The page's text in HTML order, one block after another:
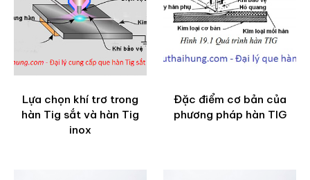
Lựa chọn khí trơ trong
hàn Tig sắt và hàn Tig
inox
Đặc điểm cơ bản của
phương pháp hàn TIG